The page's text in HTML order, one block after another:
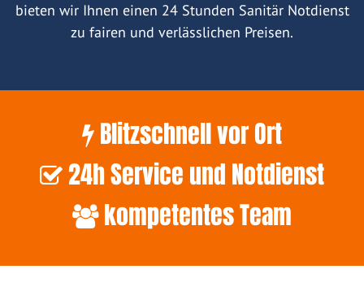
bieten wir Ihnen einen 24 Stunden Sanitär Notdienst
zu fairen und verlässlichen Preisen.
Blitzschnell vor Ort
24h Service und Notdienst
kompetentes Team